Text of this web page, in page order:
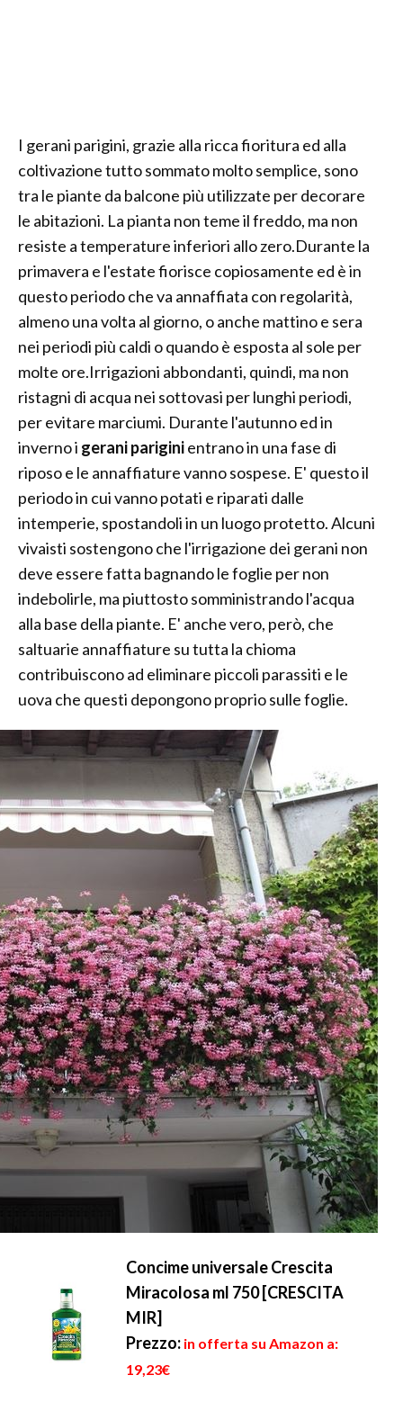
I gerani parigini, grazie alla ricca fioritura ed alla
coltivazione tutto sommato molto semplice, sono
tra le piante da balcone più utilizzate per decorare
le abitazioni. La pianta non teme il freddo, ma non
resiste a temperature inferiori allo zero.Durante la
primavera e l'estate fiorisce copiosamente ed è in
questo periodo che va annaffiata con regolarità,
almeno una volta al giorno, o anche mattino e sera
nei periodi più caldi o quando è esposta al sole per
molte ore.Irrigazioni abbondanti, quindi, ma non
ristagni di acqua nei sottovasi per lunghi periodi,
per evitare marciumi. Durante l'autunno ed in
inverno i gerani pariginientrano in una fase di
riposo e le annaffiature vanno sospese. E' questo il
periodo in cui vanno potati e riparati dalle
intemperie, spostandoli in un luogo protetto. Alcuni
vivaisti sostengono che l'irrigazione dei gerani non
deve essere fatta bagnando le foglie per non
indebolirle, ma piuttosto somministrando l'acqua
alla base della piante. E' anche vero, però, che
saltuarie annaffiature su tutta la chioma
contribuiscono ad eliminare piccoli parassiti e le
uova che questi depongono proprio sulle foglie.
Concime universale Crescita
Miracolosa ml 750 [CRESCITA
MIR]
Prezzo: in offerta su Amazon a:
19,23€